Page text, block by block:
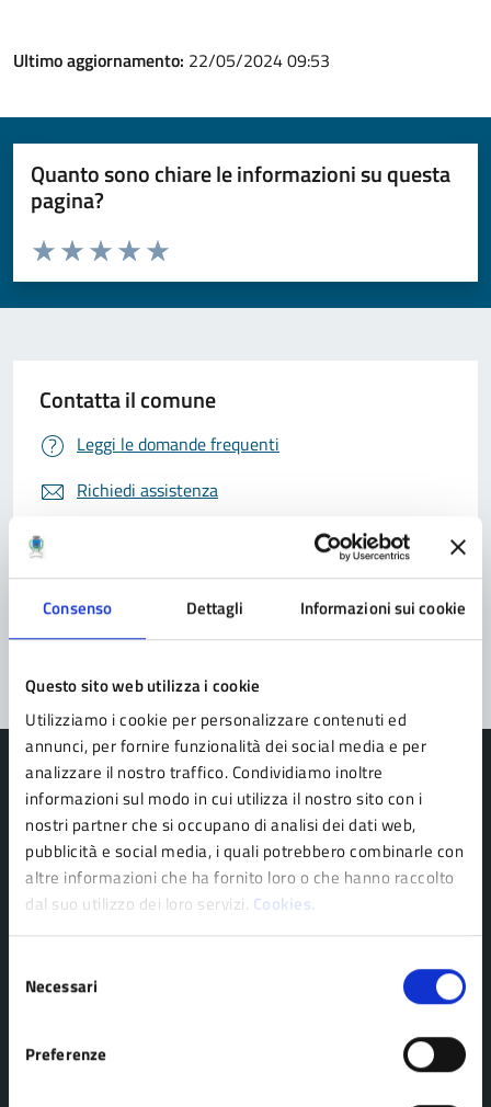
Consenso Dettagli Informazioni sui cookie
Questo sito web utilizza i cookie
Utilizziamo i cookie per personalizzare contenuti ed
annunci, per fornire funzionalità dei social media e per
analizzare il nostro traffico. Condividiamo inoltre
informazioni sul modo in cui utilizza il nostro sito con i
nostri partner che si occupano di analisi dei dati web,
pubblicità e social media, i quali potrebbero combinarle con
altre informazioni che ha fornito loro o che hanno raccolto
dal suo utilizzo dei loro servizi. Cookies.
delNecessari
Preferenze
Ultimo aggiornamento: 22/05/2024 09:53
Quanto sono chiare le informazioni su questa
pagina?
Valuta da 1 a 5 stelle la pagina
Valuta 5 stelle su 5
Valuta 4 stelle su 5
Valuta 3 stelle su 5
Valuta 2 stelle su 5
Valuta 1 stelle su 5
Contatta il comune
Leggi le domande frequenti
Richiedi assistenza
Problemi in città
Segnala disservizio
Comune di Pavullo nel Frignano
Personale amministrativo
Enti e fondazioni